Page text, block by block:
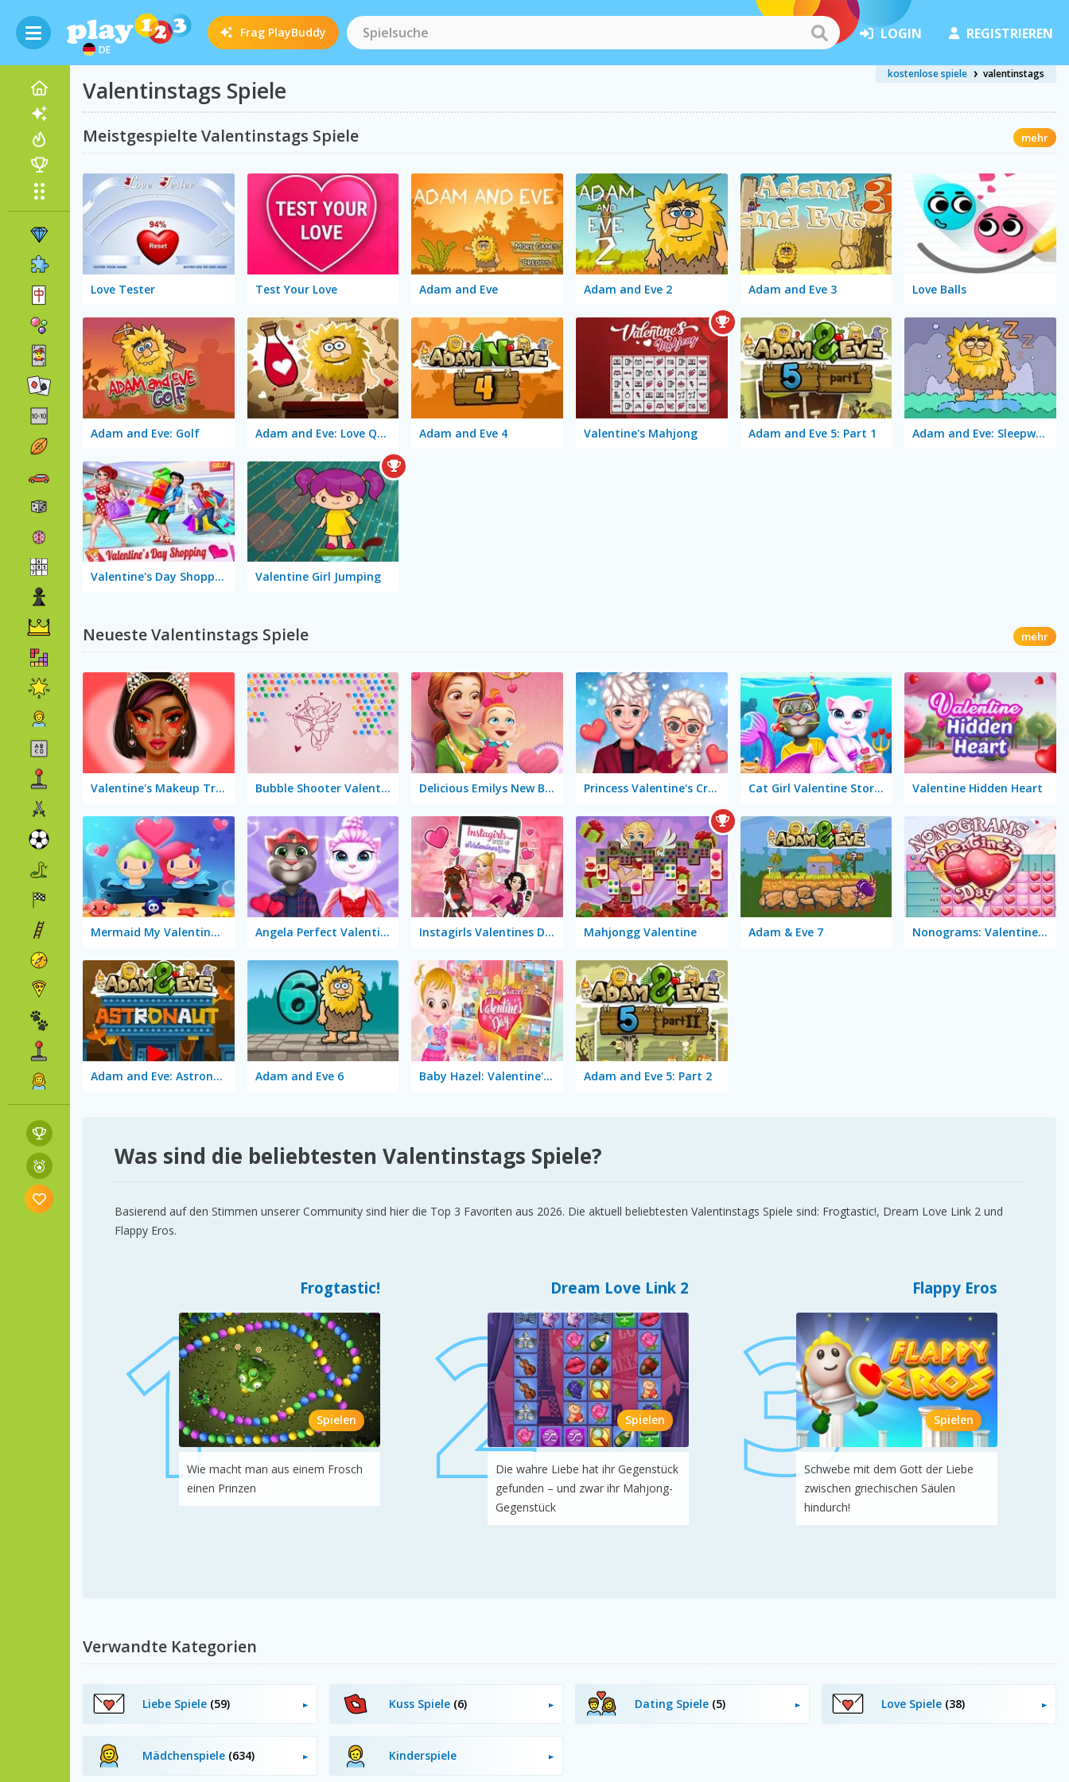
DE
Frag PlayBuddy LOGIN REGISTRIEREN
Valentinstags Spiele
kostenlose spiele valentinstags
Meistgespielte Valentinstags Spiele mehr
Love Tester Test Your Love Adam and Eve Adam and Eve 2 Adam and Eve 3 Love Balls
Adam and Eve: Golf Adam and Eve: Love Quest Adam and Eve 4 Valentine's Mahjong Adam and Eve 5: Part 1 Adam and Eve: Sleepwalker
Valentine's Day Shopping Valentine Girl Jumping
Neueste Valentinstags Spiele mehr
Valentine's Makeup Trends Bubble Shooter Valentine Delicious Emilys New Beginning Valentine's Edition Princess Valentine's Crush Cat Girl Valentine Story Deep Water Valentine Hidden Heart
Mermaid My Valentine Crush Angela Perfect Valentine's Instagirls Valentines Dress Up Mahjongg Valentine Adam & Eve 7 Nonograms: Valentine's Day
Adam and Eve: Astronaut Adam and Eve 6 Baby Hazel: Valentine's Day Adam and Eve 5: Part 2
Was sind die beliebtesten Valentinstags Spiele?
Basierend auf den Stimmen unserer Community sind hier die Top 3 Favoriten aus 2026. Die aktuell beliebtesten Valentinstags Spiele sind: Frogtastic!, Dream Love Link 2 und
Flappy Eros.
Frogtastic!
Spielen
Wie macht man aus einem Frosch
einen Prinzen
Dream Love Link 2
Spielen
Die wahre Liebe hat ihr Gegenstück
gefunden – und zwar ihr Mahjong-
Gegenstück
Flappy Eros
Spielen
Schwebe mit dem Gott der Liebe
zwischen griechischen Säulen
hindurch!
Verwandte Kategorien
Liebe Spiele (59) Kuss Spiele (6) Dating Spiele (5) Love Spiele (38)
Mädchenspiele (634) Kinderspiele